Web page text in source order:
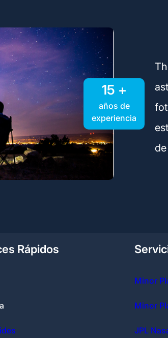
15 +
años de
experiencia
Rápidos
Minor
Minor
JPL